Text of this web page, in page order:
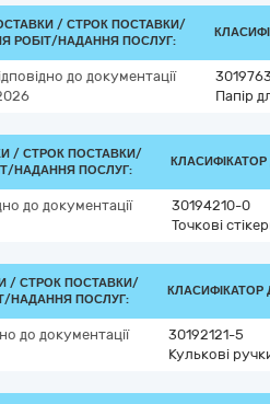
/ СТРОК ПОСТАВКИ/
РОБІТ/НАДАННЯ ПОСЛУГ:
до документації
Папір
/ СТРОК ПОСТАВКИ/
НАДАННЯ ПОСЛУГ:
КЛАСИФІКАТОР
до документації
30194210-0
Точкові
/ СТРОК ПОСТАВКИ/
НАДАННЯ ПОСЛУГ:
КЛАСИФІКАТОР
до документації
30192121-5
Кулькові